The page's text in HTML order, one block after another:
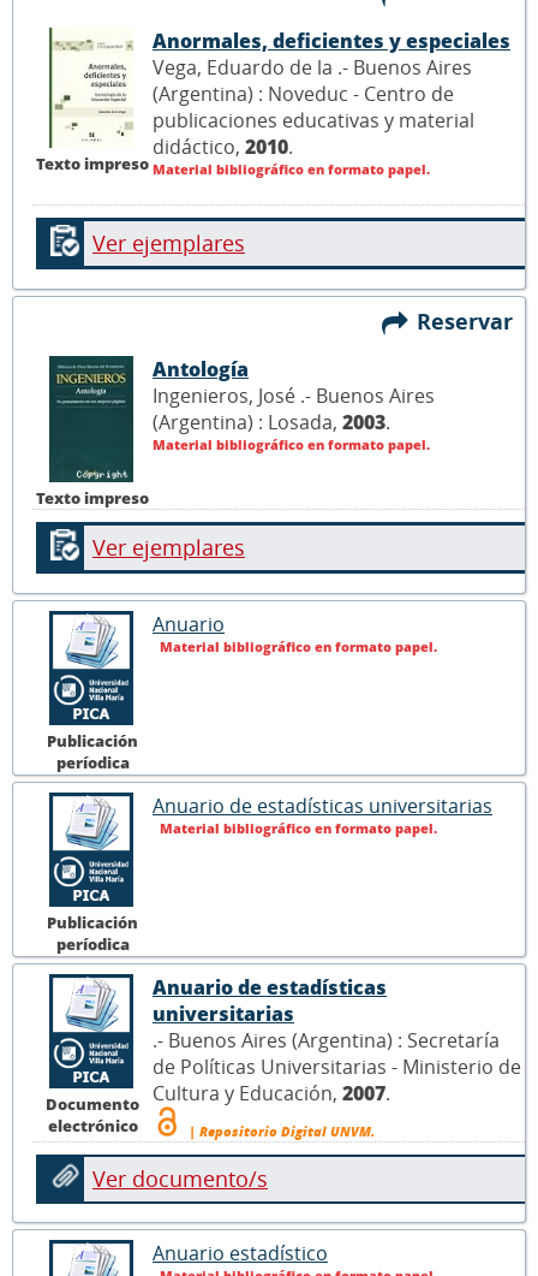
Texto impreso
Anormales, deficientes y especiales
Vega, Eduardo de la .- Buenos Aires
(Argentina) : Noveduc - Centro de
publicaciones educativas y material
didáctico, 2010.
Material bibliográfico en formato papel.
Ver ejemplares
Reservar
Texto impreso
Antología
Ingenieros, José .- Buenos Aires
(Argentina) : Losada, 2003.
Material bibliográfico en formato papel.
Ver ejemplares
Publicación
períodica
Anuario
Material bibliográfico en formato papel.
Publicación
períodica
Anuario de estadísticas universitarias
Material bibliográfico en formato papel.
Documento
electrónico
Anuario de estadísticas
universitarias
.- Buenos Aires (Argentina) : Secretaría
de Políticas Universitarias - Ministerio de
Cultura y Educación, 2007.
| Repositorio Digital UNVM.
Ver documento/s
Anuario estadístico